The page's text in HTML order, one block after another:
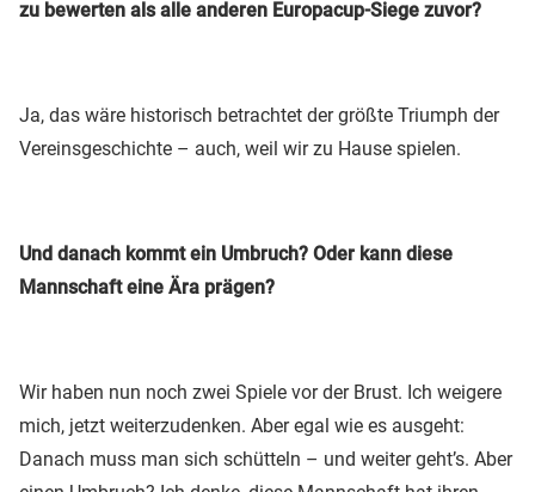
zu bewerten als alle anderen Europacup-Siege zuvor?
Ja, das wäre historisch betrachtet der größte Triumph der
Vereinsgeschichte – auch, weil wir zu Hause spielen.
Und danach kommt ein Umbruch? Oder kann diese
Mannschaft eine Ära prägen?
Wir haben nun noch zwei Spiele vor der Brust. Ich weigere
mich, jetzt weiterzudenken. Aber egal wie es ausgeht:
Danach muss man sich schütteln – und weiter geht’s. Aber